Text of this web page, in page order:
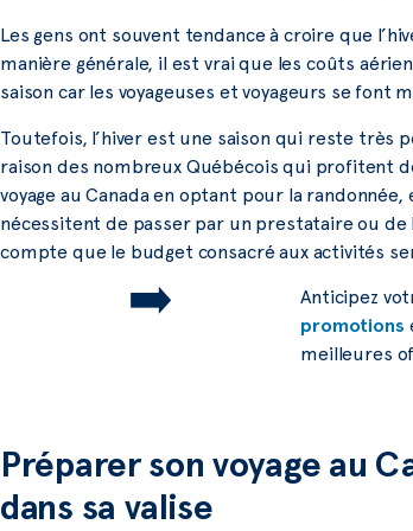
Les gens ont souvent tendance à croire que
manière générale, il est vrai que les coûts
saison car les voyageuses et voyageurs se font
Toutefois, l’hiver est une saison qui reste
raison des nombreux Québécois qui profitent
voyage au Canada en optant pour la
nécessitent de passer par un prestataire ou
compte que le budget consacré aux activités
➡️ Anticipez
promotions
meilleures
Préparer son voyage au
dans sa valise